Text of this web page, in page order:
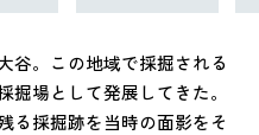
谷。この地域で採掘される
場として発展してきた。
る採掘跡を当時の面影をそ